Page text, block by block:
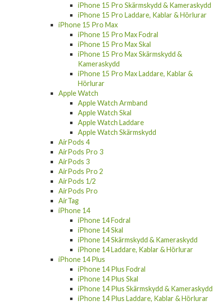
iPhone 15 Pro Skärmskydd & Kameraskydd
iPhone 15 Pro Laddare, Kablar & Hörlurar
iPhone 15 Pro Max
iPhone 15 Pro Max Fodral
iPhone 15 Pro Max Skal
iPhone 15 Pro Max Skärmskydd &
Kameraskydd
iPhone 15 Pro Max Laddare, Kablar &
Hörlurar
Apple Watch
Apple Watch Armband
Apple Watch Skal
Apple Watch Laddare
Apple Watch Skärmskydd
AirPods 4
AirPods Pro 3
AirPods 3
AirPods Pro 2
AirPods 1/2
AirPods Pro
AirTag
iPhone 14
iPhone 14 Fodral
iPhone 14 Skal
iPhone 14 Skärmskydd & Kameraskydd
iPhone 14 Laddare, Kablar & Hörlurar
iPhone 14 Plus
iPhone 14 Plus Fodral
iPhone 14 Plus Skal
iPhone 14 Plus Skärmskydd & Kameraskydd
iPhone 14 Plus Laddare, Kablar & Hörlurar